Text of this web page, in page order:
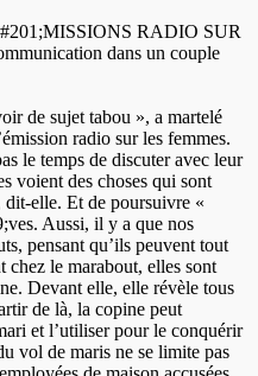
RADIO SUR
dans un couple
de sujet tabou », a martelé
radio sur les femmes.
le temps de discuter avec leur
voient des choses qui sont
dit-elle. Et de poursuivre «
Aussi, il y a que nos
pensant qu’ils peuvent tout
chez le marabout, elles sont
Devant elle, elle révèle tous
de là, la copine peut
et l’utiliser pour le conquérir
vol de maris ne se limite pas